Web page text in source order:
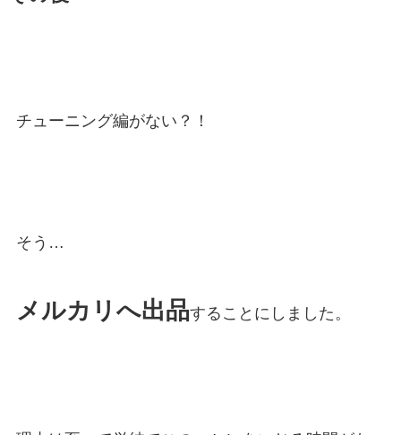
チューニング編がない？！
そう…
メルカリへ出品することにしました。